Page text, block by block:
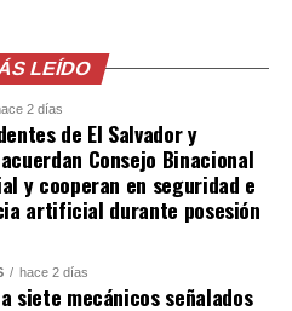
LEÍDO
2 días
de El Salvador y
Consejo Binacional
y cooperan en seguridad e
artificial durante posesión
hace 2 días
siete mecánicos señalados